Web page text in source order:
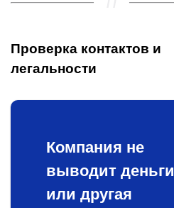
Проверка контактов и
легальности
Компания не
выводит деньги
или другая